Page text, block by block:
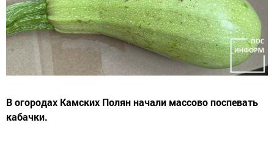
В огородах Камских Полян начали массово поспевать
кабачки.